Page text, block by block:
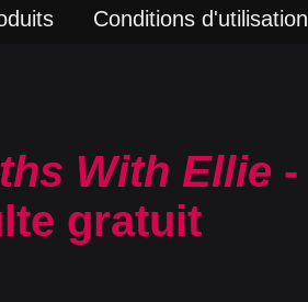
Conditions d'utilisation
With Ellie -
gratuit